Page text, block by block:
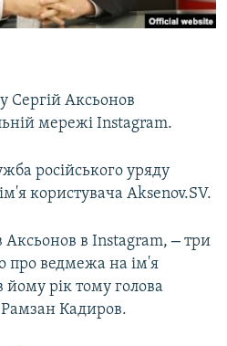
Сергій Аксьонов
мережі Instagram.
російського уряду
користувача Aksenov.SV.
в Instagram, – три
про ведмежа на ім'я
рік тому голова
Рамзан Кадиров.